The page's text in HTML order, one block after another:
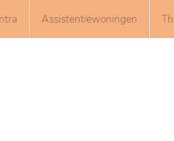
Assistentiewoningen